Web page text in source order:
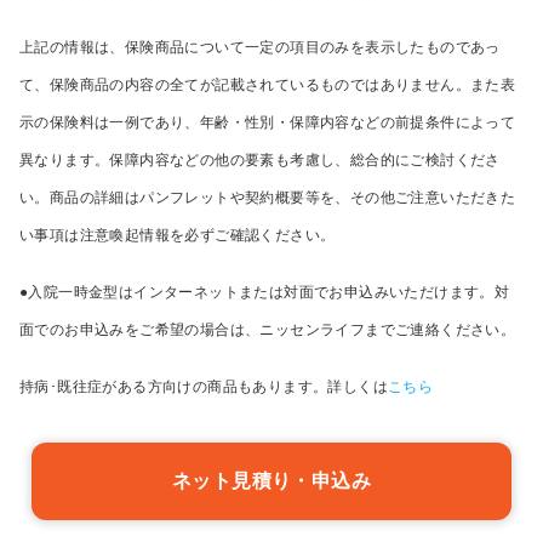
上記の情報は、保険商品について一定の項目のみを表示したものであっ
て、保険商品の内容の全てが記載されているものではありません。また表
示の保険料は一例であり、年齢・性別・保障内容などの前提条件によって
異なります。保障内容などの他の要素も考慮し、総合的にご検討くださ
い。商品の詳細はパンフレットや契約概要等を、その他ご注意いただきた
い事項は注意喚起情報を必ずご確認ください。
●入院一時金型はインターネットまたは対面でお申込みいただけます。対
面でのお申込みをご希望の場合は、ニッセンライフまでご連絡ください。
持病･既往症がある方向けの商品もあります。詳しくはこちら
ネット見積り・申込み